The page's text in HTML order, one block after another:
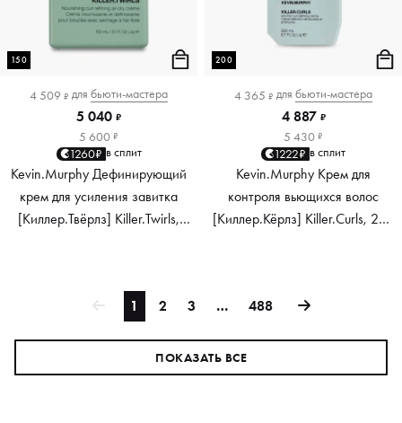
150
4 509 ₽ для бьюти-мастера
5 040 ₽
5 600 ₽
1260₽ в сплит
Kevin.Murphy Дефинирующий
крем для усиления завитка
[Киллер.Твёрлз] Killer.Twirls,
200
4 365 ₽ для бьюти-мастера
4 887 ₽
5 430 ₽
1222₽ в сплит
Kevin.Murphy Крем для
контроля вьющихся волос
[Киллер.Кёрлз] Killer.Curls, 200
1 2 3 … 488
ПОКАЗАТЬ ВСЕ